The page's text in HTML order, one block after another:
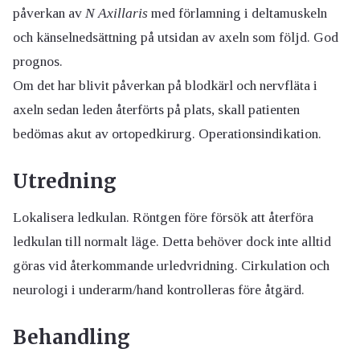
påverkan av N Axillaris med förlamning i deltamuskeln
och känselnedsättning på utsidan av axeln som följd. God
prognos.
Om det har blivit påverkan på blodkärl och nervfläta i
axeln sedan leden återförts på plats, skall patienten
bedömas akut av ortopedkirurg. Operationsindikation.
Utredning
Lokalisera ledkulan. Röntgen före försök att återföra
ledkulan till normalt läge. Detta behöver dock inte alltid
göras vid återkommande urledvridning. Cirkulation och
neurologi i underarm/hand kontrolleras före åtgärd.
Behandling